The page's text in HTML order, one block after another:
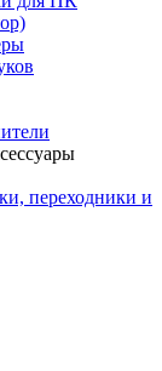
переходники и